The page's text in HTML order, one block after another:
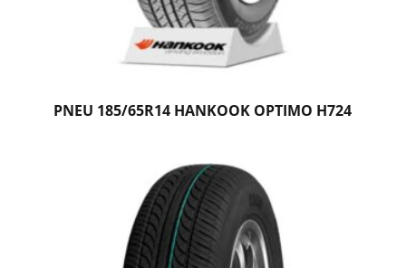
PNEU 185/65R14 HANKOOK OPTIMO H724